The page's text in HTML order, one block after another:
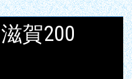
滋賀200